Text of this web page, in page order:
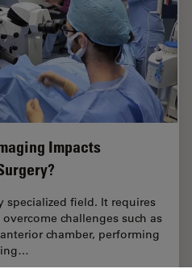
Impacts
specialized field. It requires
challenges such as
chamber, performing